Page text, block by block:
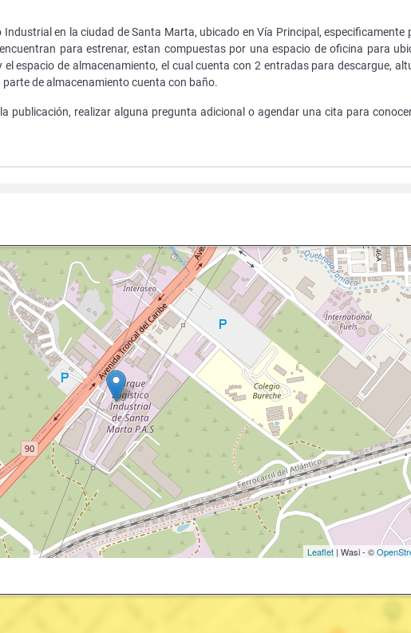
en la ciudad de Santa Marta, ubicado en Vía Principal, especificamente
para estrenar, estan compuestas por una espacio de oficina para
espacio de almacenamiento, el cual cuenta con 2 entradas para descargue,
de almacenamiento cuenta con baño.
publicación, realizar alguna pregunta adicional o agendar una cita para
Leaflet | Wasi - ©